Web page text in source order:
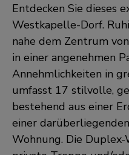
Entdecken Sie dieses
Westkapelle-Dorf.
nahe dem Zentrum
in einer angenehmen
Annehmlichkeiten in
umfasst 17 stilvolle,
bestehend aus einer
einer
Wohnung. Die